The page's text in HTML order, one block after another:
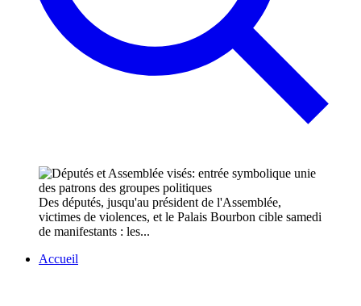
Des députés, jusqu'au président de l'Assemblée,
victimes de violences, et le Palais Bourbon cible samedi
de manifestants : les...
Accueil